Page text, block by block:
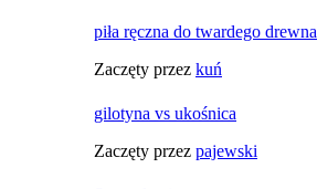
piła ręczna do twardego drewna
Zaczęty przez kuń
gilotyna vs ukośnica
Zaczęty przez pajewski